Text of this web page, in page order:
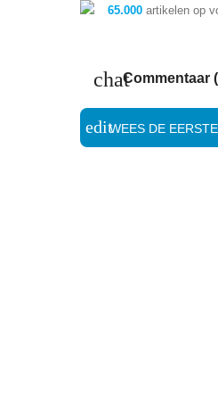
65.000 artikelen op
chatCommentaar
editWEES DE